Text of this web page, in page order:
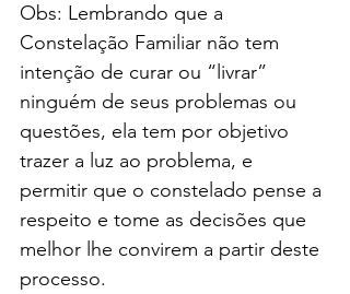
Obs: Lembrando que a
Constelação Familiar não tem
intenção de curar ou “livrar”
ninguém de seus problemas ou
questões, ela tem por objetivo
trazer a luz ao problema, e
permitir que o constelado pense a
respeito e tome as decisões que
melhor lhe convirem a partir deste
processo.